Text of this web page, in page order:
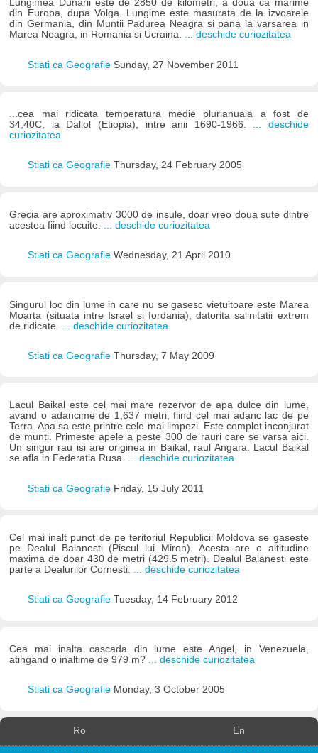
Lungimea Dunarii este de 2850 de kilometri, a doua ca marime
din Europa, dupa Volga. Lungime este masurata de la izvoarele
din Germania, din Muntii Padurea Neagra si pana la varsarea in
Marea Neagra, in Romania si Ucraina. ... deschide curiozitatea
Stiati ca Geografie Sunday, 27 November 2011
...cea mai ridicata temperatura medie plurianuala a fost de
34,40C, la Dallol (Etiopia), intre anii 1690-1966. ... deschide
curiozitatea
Stiati ca Geografie Thursday, 24 February 2005
Grecia are aproximativ 3000 de insule, doar vreo doua sute dintre
acestea fiind locuite.
... deschide curiozitatea
Stiati ca Geografie Wednesday, 21 April 2010
Singurul loc din lume in care nu se gasesc vietuitoare este Marea
Moarta (situata intre Israel si Iordania), datorita salinitatii extrem
de ridicate.
... deschide curiozitatea
Stiati ca Geografie Thursday, 7 May 2009
Lacul Baikal este cel mai mare rezervor de apa dulce din lume,
avand o adancime de 1,637 metri, fiind cel mai adanc lac de pe
Terra. Apa sa este printre cele mai limpezi. Este complet inconjurat
de munti. Primeste apele a peste 300 de rauri care se varsa aici.
Un singur rau isi are originea in Baikal, raul Angara. Lacul Baikal
se afla in Federatia Rusa. ... deschide curiozitatea
Stiati ca Geografie Friday, 15 July 2011
Cel mai inalt punct de pe teritoriul Republicii Moldova se gaseste
pe Dealul Balanesti (Piscul lui Miron). Acesta are o altitudine
maxima de doar 430 de metri (429.5 metri). Dealul Balanesti este
parte a Dealurilor Cornesti. ... deschide curiozitatea
Stiati ca Geografie Tuesday, 14 February 2012
Cea mai inalta cascada din lume este Angel, in Venezuela,
atingand o inaltime de 979 m?
... deschide curiozitatea
Stiati ca Geografie Monday, 3 October 2005
Ro En